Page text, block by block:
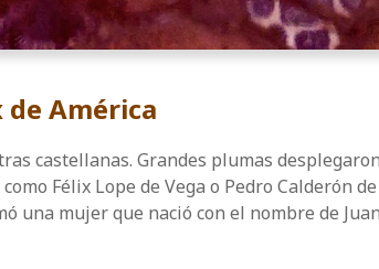
de América
castellanas. Grandes plumas
Félix Lope de Vega o Pedro Calderón
una mujer que nació con el nombre de